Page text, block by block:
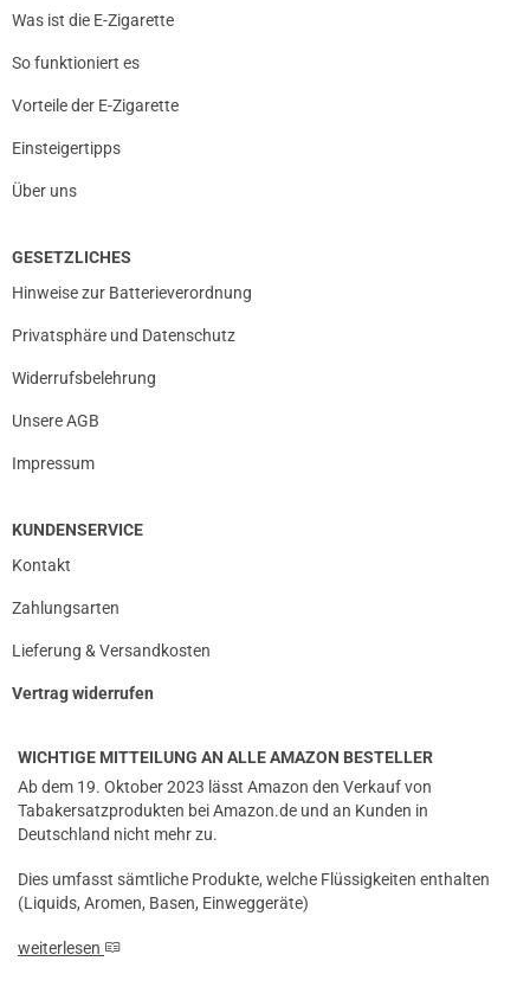
Was ist die E-Zigarette
So funktioniert es
Vorteile der E-Zigarette
Einsteigertipps
Über uns
GESETZLICHES
Hinweise zur Batterieverordnung
Privatsphäre und Datenschutz
Widerrufsbelehrung
Unsere AGB
Impressum
KUNDENSERVICE
Kontakt
Zahlungsarten
Lieferung & Versandkosten
Vertrag widerrufen
WICHTIGE MITTEILUNG AN ALLE AMAZON BESTELLER
Ab dem 19. Oktober 2023 lässt Amazon den Verkauf von
Tabakersatzprodukten bei Amazon.de und an Kunden in
Deutschland nicht mehr zu.
Dies umfasst sämtliche Produkte, welche Flüssigkeiten enthalten
(Liquids, Aromen, Basen, Einweggeräte)
weiterlesen